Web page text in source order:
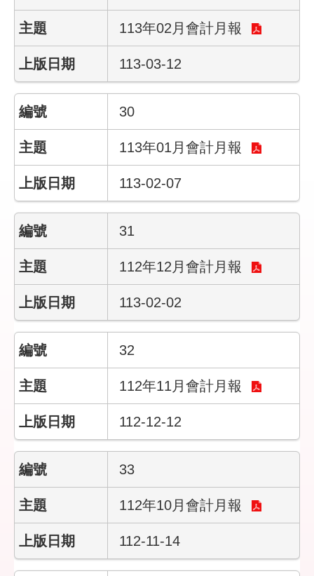
局
臺
北
市
政
府
臺
北
通
網
站
安
全
策
隱
私
權
保
政
策
政
網
站
資
料
放
113年02月會計月報
113-03-12
30
113年01月會計月報
113-02-07
31
112年12月會計月報
113-02-02
32
112年11月會計月報
112-12-12
33
112年10月會計月報
112-11-14